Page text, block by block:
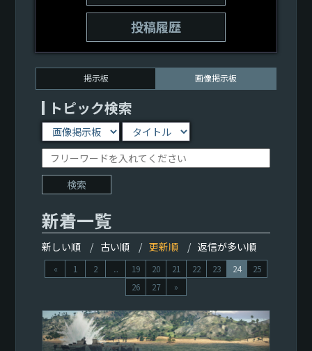
投稿履歴
掲示板 画像掲示板
トピック検索
新着一覧
新しい順 古い順 更新順 返信が多い順
« 1 2 ... 19 20 21 22 23 24
25
26
27 »